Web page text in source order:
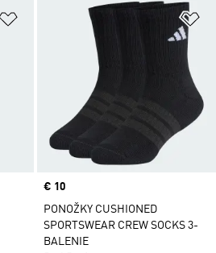
Pridať do zoznamu želaných
Price
€ 10
PONOŽKY CUSHIONED
SPORTSWEAR CREW SOCKS 3-
BALENIE